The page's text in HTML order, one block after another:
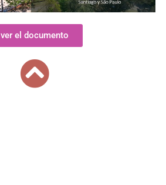
ver el documento